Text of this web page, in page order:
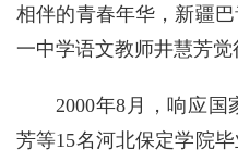
相伴的青春年华，新疆
一中学语文教师井慧芳觉
2000年8月，响应
芳等15名河北保定学院